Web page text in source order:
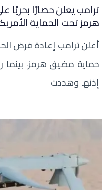
ترامب يعلن حصارًا
هرمز تحت الحماية
أعلن ترامب إعادة فرض
حماية مضيق هرمز، بينما
إذنها وهددت